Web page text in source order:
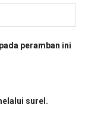
peramban ini
surel.